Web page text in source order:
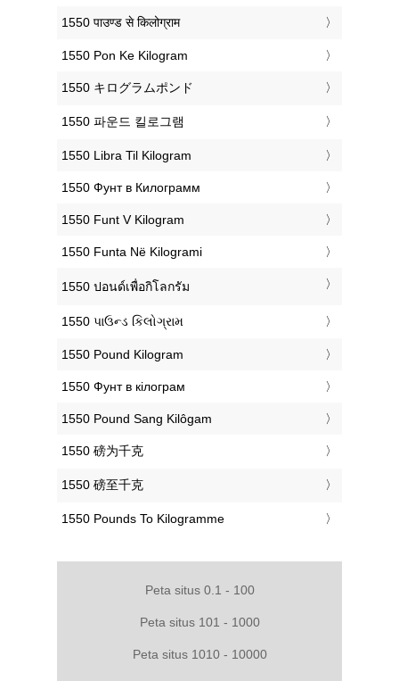
‎1550 पाउण्ड से किलोग्राम
‎1550 Pon Ke Kilogram
‎1550 キログラムポンド
‎1550 파운드 킬로그램
‎1550 Libra Til Kilogram
‎1550 Фунт в Килограмм
‎1550 Funt V Kilogram
‎1550 Funta Në Kilogrami
‎1550 ปอนด์เพื่อกิโลกรัม
‎1550 પાઉન્ડ કિલોગ્રામ
‎1550 Pound Kilogram
‎1550 Фунт в кілограм
‎1550 Pound Sang Kilôgam
‎1550 磅为千克
‎1550 磅至千克
‎1550 Pounds To Kilogramme
Peta situs 0.1 - 100
Peta situs 101 - 1000
Peta situs 1010 - 10000